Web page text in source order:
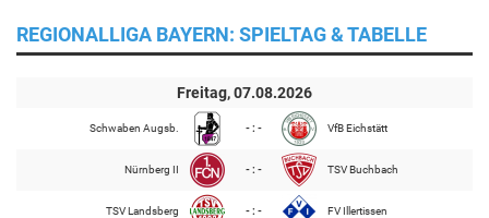
REGIONALLIGA BAYERN: SPIELTAG & TABELLE
Freitag, 07.08.2026
Schwaben Augsb. - : - VfB Eichstätt
Nürnberg II - : - TSV Buchbach
TSV Landsberg - : - FV Illertissen